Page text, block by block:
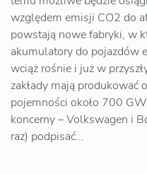
względem emisji CO2 do
powstają nowe fabryki, w
akumulatory do pojazdów
wciąż rośnie i już w
zakłady mają produkować
pojemności około 700
koncerny – Volkswagen i
raz) podpisać...